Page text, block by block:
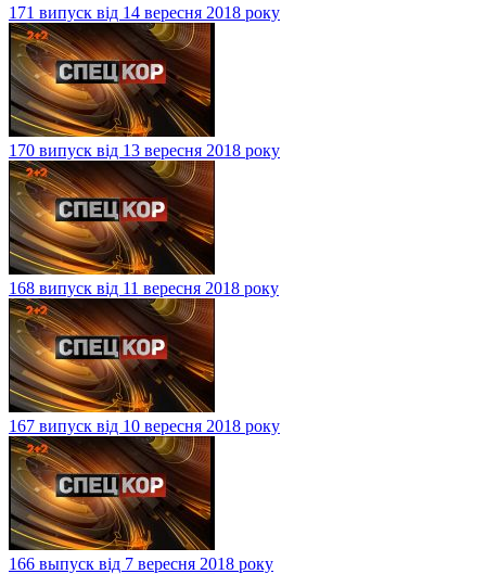
171 випуск від 14 вересня 2018 року
170 випуск від 13 вересня 2018 року
168 випуск від 11 вересня 2018 року
167 випуск від 10 вересня 2018 року
166 выпуск від 7 вересня 2018 року